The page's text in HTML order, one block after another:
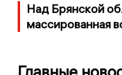
Над Брянской
массированная